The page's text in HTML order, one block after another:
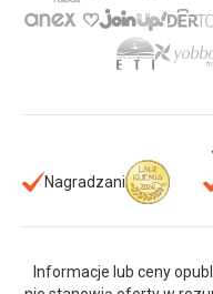
Nagradzani
Informacje lub ceny